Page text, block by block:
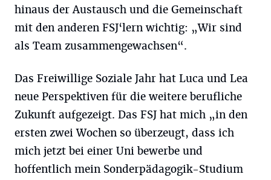
hinaus der Austausch und die Gemeinschaft
mit den anderen FSJ‘lern wichtig: „Wir sind
als Team zusammengewachsen“.
Das Freiwillige Soziale Jahr hat Luca und Lea
neue Perspektiven für die weitere berufliche
Zukunft aufgezeigt. Das FSJ hat mich „in den
ersten zwei Wochen so überzeugt, dass ich
mich jetzt bei einer Uni bewerbe und
hoffentlich mein Sonderpädagogik-Studium